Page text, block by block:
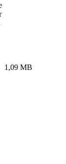
1,09 MB